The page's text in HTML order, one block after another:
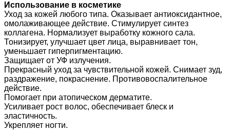
Использование в косметике
Уход за кожей любого типа. Оказывает антиоксидантное,
омолаживающее действие. Стимулирует синтез
коллагена. Нормализует выработку кожного сала.
Тонизирует, улучшает цвет лица, выравнивает тон,
уменьшает гиперпигментацию.
Защищает от УФ излучения.
Прекрасный уход за чувствительной кожей. Снимает зуд,
раздражение, покраснение. Противовоспалительное
действие.
Помогает при атопическом дерматите.
Усиливает рост волос, обеспечивает блеск и
эластичность.
Укрепляет ногти.